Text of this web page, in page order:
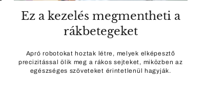
Ez a kezelés megmentheti a
rákbetegeket
Apró robotokat hoztak létre, melyek elképesztő
precizitással ölik meg a rákos sejteket, miközben az
egészséges szöveteket érintetlenül hagyják.